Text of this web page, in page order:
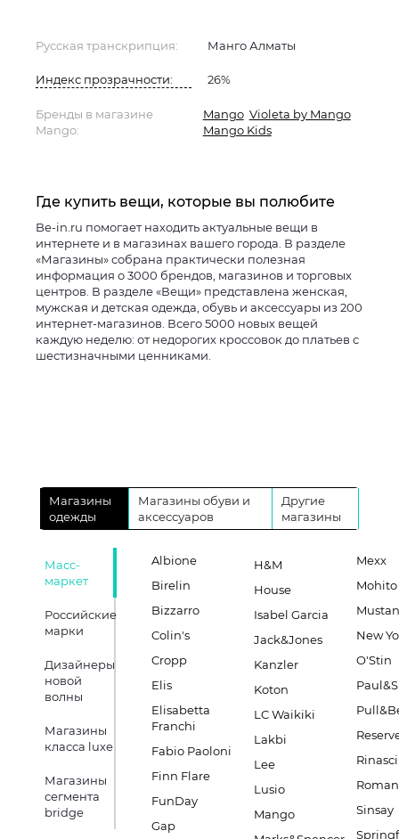
Русская транскрипция: Манго Алматы
Индекс прозрачности: 26%
Бренды в магазине
Mango:
Mango Violeta by Mango
Mango Kids
Где купить вещи, которые вы полюбите
Be-in.ru помогает находить актуальные вещи в
интернете и в магазинах вашего города. В разделе
«Магазины» собрана практически полезная
информация о 3000 брендов, магазинов и торговых
центров. В разделе «Вещи» представлена женская,
мужская и детская одежда, обувь и аксессуары из 200
интернет-магазинов. Всего 5000 новых вещей
каждую неделю: от недорогих кроссовок до платьев с
шестизначными ценниками.
Магазины
одежды
Магазины обуви и
аксессуаров
Другие
магазины
Масс-
маркет
Российские
марки
Дизайнеры
новой
волны
Магазины
класса luxe
Магазины
сегмента
bridge
Albione
Birelin
Bizzarro
Colin's
Cropp
Elis
Elisabetta
Franchi
Fabio Paoloni
Finn Flare
FunDay
Gap
H&M
House
Isabel Garcia
Jack&Jones
Kanzler
Koton
LC Waikiki
Lakbi
Lee
Lusio
Mango
Mexx
Mohito
New
O'Stin
Sinsay